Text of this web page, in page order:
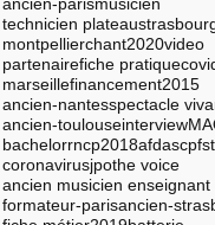
technicien plateau
montpellierchant2020video
partenairefiche pratique
marseillefinancement2015
ancien-nantesspectacle
ancien-toulouseinterview
bachelorrncp2018afdascpf
coronavirusjpothe voice
ancien musicien enseignant
formateur-parisancien-